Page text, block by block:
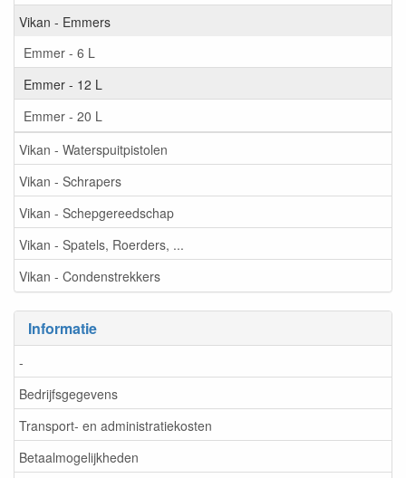
Vikan - Emmers
Emmer - 6 L
Emmer - 12 L
Emmer - 20 L
Vikan - Waterspuitpistolen
Vikan - Schrapers
Vikan - Schepgereedschap
Vikan - Spatels, Roerders, ...
Vikan - Condenstrekkers
Informatie
-
Bedrijfsgegevens
Transport- en administratiekosten
Betaalmogelijkheden